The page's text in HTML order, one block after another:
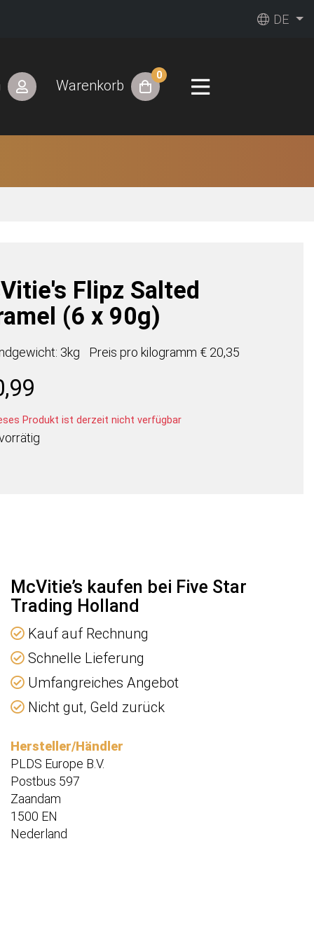
DE
Warenkorb
0
Flipz Salted
(6 x 90g)
3kg Preis pro kilogramm € 20,35
Produkt ist derzeit nicht verfügbar
McVitie’s kaufen bei Five Star
Trading Holland
Kauf auf Rechnung
Schnelle Lieferung
Umfangreiches Angebot
Nicht gut, Geld zurück
Hersteller/Händler
PLDS Europe B.V.
Postbus 597
Zaandam
1500 EN
Nederland